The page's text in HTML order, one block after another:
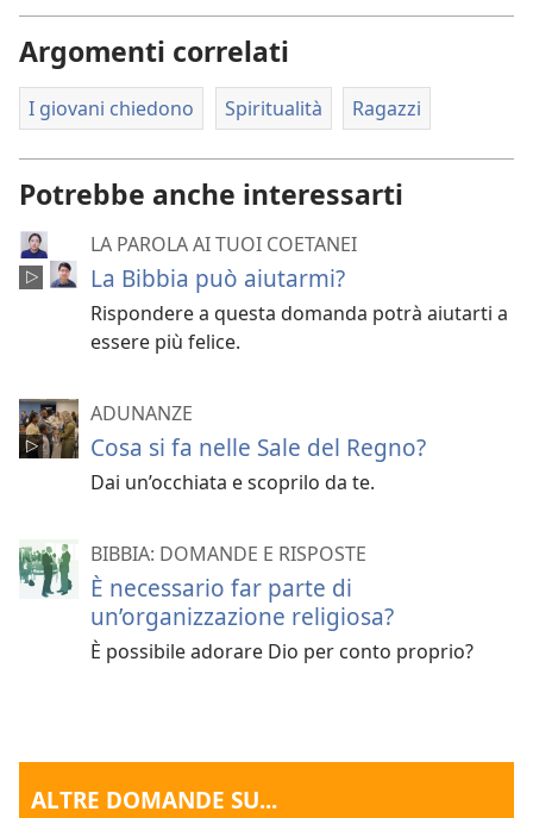
Argomenti correlati
I giovani chiedono Spiritualità Ragazzi
Potrebbe anche interessarti
LA PAROLA AI TUOI COETANEI
La Bibbia può aiutarmi?
Rispondere a questa domanda potrà aiutarti a
essere più felice.
ADUNANZE
Cosa si fa nelle Sale del Regno?
Dai un’occhiata e scoprilo da te.
BIBBIA: DOMANDE E RISPOSTE
È necessario far parte di
un’organizzazione religiosa?
È possibile adorare Dio per conto proprio?
ALTRE DOMANDE SU...